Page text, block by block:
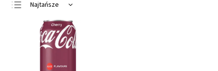
Najtańsze
Najdroższe
Najczęściej
sprzedawane
Alfabetycznie